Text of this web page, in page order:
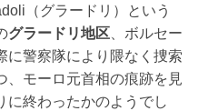
（グラードリ）という
グラードリ地区 、ボルセー
に警察隊により隈なく捜索
、モーロ元首相の痕跡を見
に終わったかのようでし